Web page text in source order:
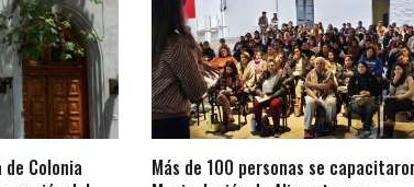
Colonia
Más de 100 personas se